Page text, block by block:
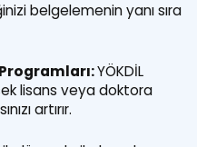
belgelemenin yanı sıra
YÖKDİL
lisans veya doktora
artırır.